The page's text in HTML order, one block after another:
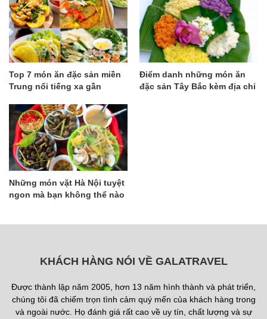
Top 7 món ăn đặc sản miền
Trung nổi tiếng xa gần
Điểm danh những món ăn
đặc sản Tây Bắc kèm địa chỉ
Những món vặt Hà Nội tuyệt
ngon mà bạn không thể nào
KHÁCH HÀNG NÓI VỀ GALATRAVEL
Được thành lập năm 2005, hơn 13 năm hình thành và phát triển,
chúng tôi đã chiếm trọn tình cảm quý mến của khách hàng trong
và ngoài nước. Họ đánh giá rất cao về uy tín, chất lượng và sự